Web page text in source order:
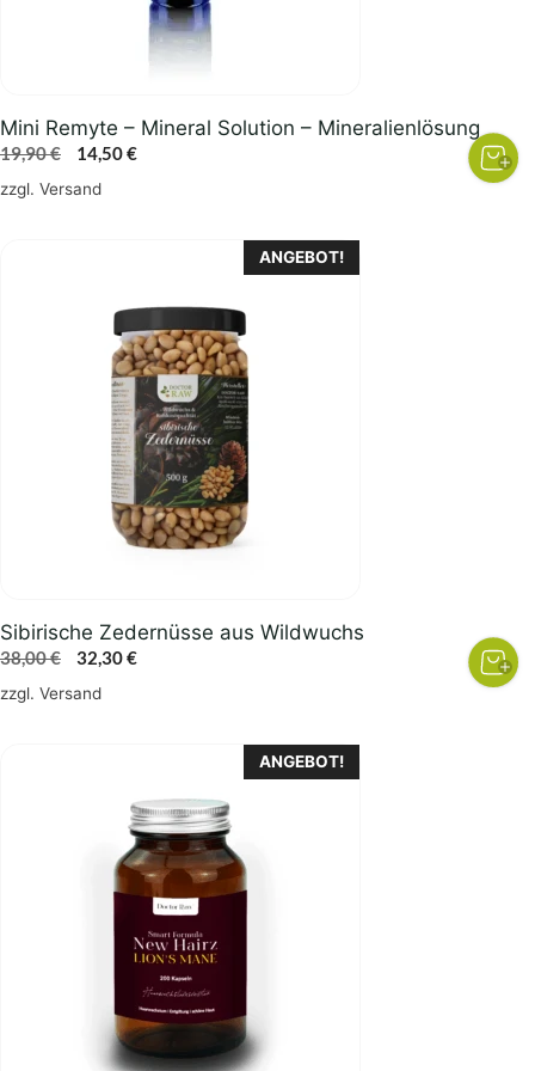
Mini Remyte – Mineral Solution – Mineralienlösung
19,90€
Ursprünglicher
Preis
14,50€Aktueller
zzgl. Versand
ANGEBOT!
Sibirische Zedernüsse aus Wildwuchs
38,00€
Ursprünglicher
Preis
32,30€Aktueller
zzgl. Versand
ANGEBOT!